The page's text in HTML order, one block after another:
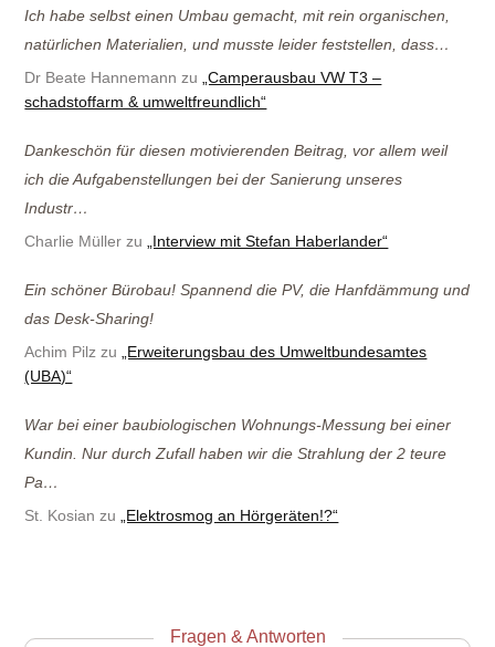
Dr Beate Hannemann zu
„Camperausbau VW T3 –
schadstoffarm & umweltfreundlich“
Ich habe selbst einen Umbau gemacht, mit rein organischen,
natürlichen Materialien, und musste leider feststellen, dass…
Charlie Müller zu „Interview mit Stefan Haberlander“
Dankeschön für diesen motivierenden Beitrag, vor allem weil
ich die Aufgabenstellungen bei der Sanierung unseres
Industr…
Achim Pilz zu
„Erweiterungsbau des Umweltbundesamtes
(UBA)“
Ein schöner Bürobau! Spannend die PV, die Hanfdämmung und
das Desk-Sharing!
St. Kosian zu „Elektrosmog an Hörgeräten!?“
War bei einer baubiologischen Wohnungs-Messung bei einer
Kundin. Nur durch Zufall haben wir die Strahlung der 2 teure
Pa…
Fragen & Antworten